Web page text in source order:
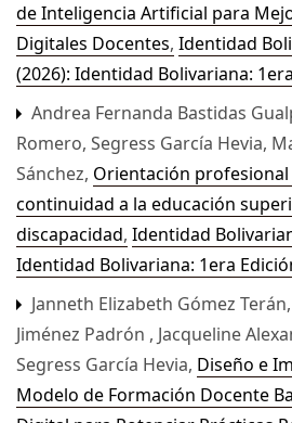
de Inteligencia Artificial para
Digitales Docentes, Identidad
(2026): Identidad Bolivariana:
Andrea Fernanda Bastidas
Romero, Segress García Hevia,
Sánchez, Orientación profesional
continuidad a la educación
discapacidad, Identidad
Identidad Bolivariana: 1era
Janneth Elizabeth Gómez
Jiménez Padrón , Jacqueline
Segress García Hevia, Diseño e
Modelo de Formación Docente